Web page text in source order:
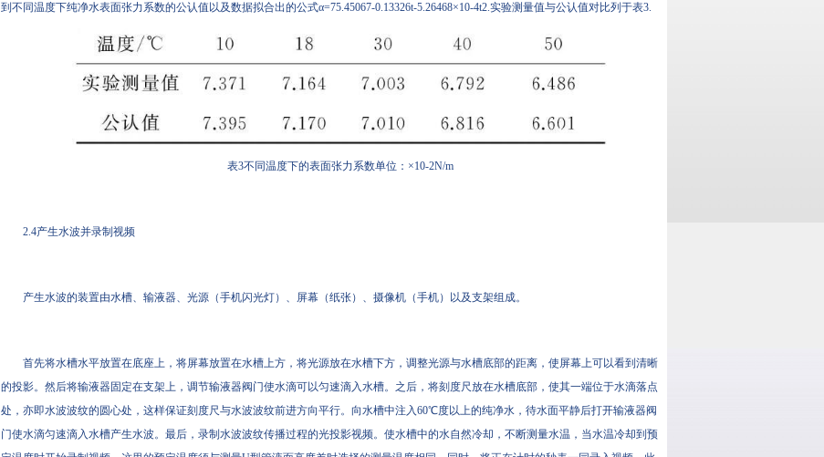
到不同温度下纯净水表面张力系数的公认值以及数据拟合出的公式α=75.45067-0.13326t-5.26468×10-4t2.实验测量值与公认值对比列于表3.
表3不同温度下的表面张力系数单位：×10-2N/m
2.4产生水波并录制视频
产生水波的装置由水槽、输液器、光源（手机闪光灯）、屏幕（纸张）、摄像机（手机）以及支架组成。
首先将水槽水平放置在底座上，将屏幕放置在水槽上方，将光源放在水槽下方，调整光源与水槽底部的距离，使屏幕上可以看到清晰
的投影。然后将输液器固定在支架上，调节输液器阀门使水滴可以匀速滴入水槽。之后，将刻度尺放在水槽底部，使其一端位于水滴落点
处，亦即水波波纹的圆心处，这样保证刻度尺与水波波纹前进方向平行。向水槽中注入60℃度以上的纯净水，待水面平静后打开输液器阀
门使水滴匀速滴入水槽产生水波。最后，录制水波波纹传播过程的光投影视频。使水槽中的水自然冷却，不断测量水温，当水温冷却到预